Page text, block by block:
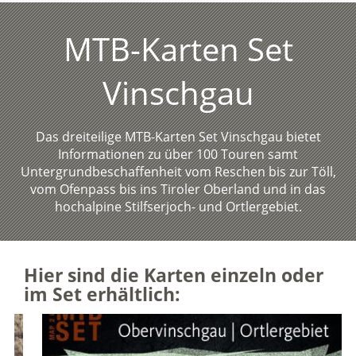
MTB-Karten Set
Vinschgau
Das dreiteilige MTB-Karten Set Vinschgau bietet
Informationen zu über 100 Touren samt
Untergrundbeschaffenheit vom Reschen bis zur Töll,
vom Ofenpass bis ins Tiroler Oberland und in das
hochalpine Stilfserjoch- und Ortlergebiet.
Hier sind die Karten einzeln oder
im Set erhältlich: